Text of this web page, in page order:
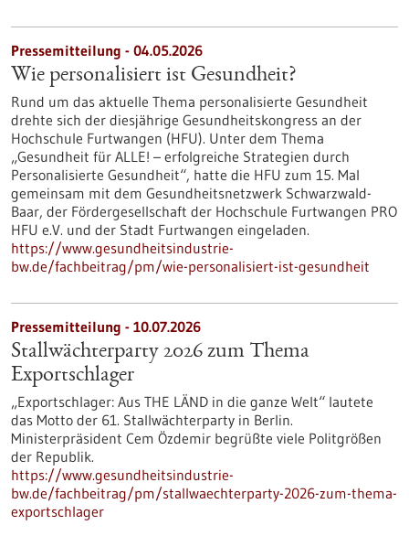
Pressemitteilung - 04.05.2026
Wie personalisiert ist Gesundheit?
Rund um das aktuelle Thema personalisierte Gesundheit
drehte sich der diesjährige Gesundheitskongress an der
Hochschule Furtwangen (HFU). Unter dem Thema
„Gesundheit für ALLE! – erfolgreiche Strategien durch
Personalisierte Gesundheit“, hatte die HFU zum 15. Mal
gemeinsam mit dem Gesundheitsnetzwerk Schwarzwald-
Baar, der Fördergesellschaft der Hochschule Furtwangen PRO
HFU e.V. und der Stadt Furtwangen eingeladen.
https://www.gesundheitsindustrie-
bw.de/fachbeitrag/pm/wie-personalisiert-ist-gesundheit
Pressemitteilung - 10.07.2026
Stallwächterparty 2026 zum Thema
Exportschlager
„Exportschlager: Aus THE LÄND in die ganze Welt“ lautete
das Motto der 61. Stallwächterparty in Berlin.
Ministerpräsident Cem Özdemir begrüßte viele Politgrößen
der Republik.
https://www.gesundheitsindustrie-
bw.de/fachbeitrag/pm/stallwaechterparty-2026-zum-thema-
exportschlager